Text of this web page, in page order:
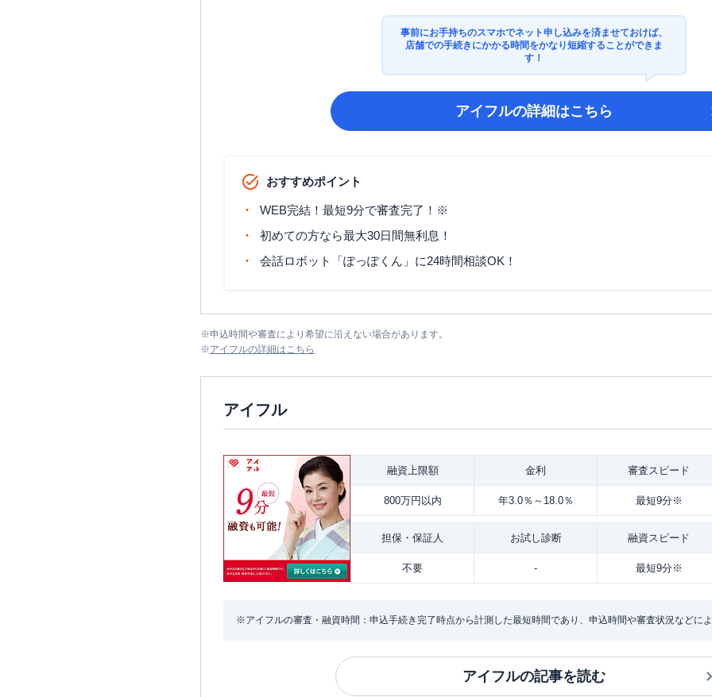
事前にお手持ちのスマホでネット申し込みを済ませておけば、
店舗での手続きにかかる時間をかなり短縮することができま
す！
アイフルの詳細はこちら
おすすめポイント
WEB完結！最短9分で審査完了！※
初めての方なら最大30日間無利息！
会話ロボット「ぽっぽくん」に24時間相談OK！
※申込時間や審査により希望に沿えない場合があります。
※アイフルの詳細はこちら
アイフル
融資上限額 金利 審査スピード
800万円以内 年3.0％～18.0％ 最短9分※
担保・ 保証人 お試し診断 融資スピード
不要 - 最短9分※
※アイフルの審査・融資時間：申込手続き完了時点から計測した最短時間であり、申込時間や審査状況などによ
アイフルの記事を読む